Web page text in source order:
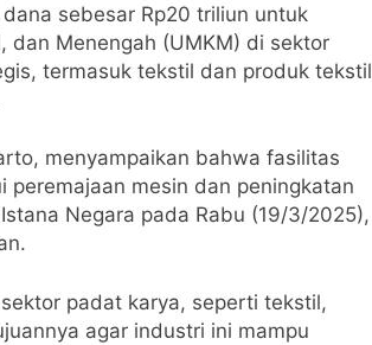
sebesar Rp20 triliun untuk
dan Menengah (UMKM) di sektor
termasuk tekstil dan produk tekstil
menyampaikan bahwa fasilitas
mesin dan peningkatan
Negara pada Rabu (19/3/2025),
padat karya, seperti tekstil,
agar industri ini mampu